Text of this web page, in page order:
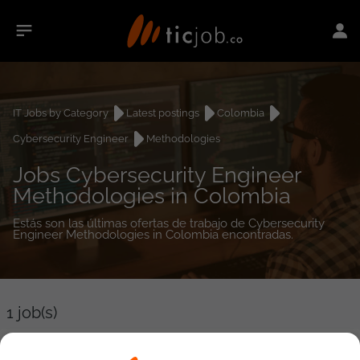
IT Jobs by Category Latest postings
Colombia
Cybersecurity Engineer
Methodologies
Jobs Cybersecurity Engineer
Methodologies in Colombia
Estás son las últimas ofertas de trabajo de Cybersecurity
Engineer Methodologies in Colombia encontradas.
1 job(s)